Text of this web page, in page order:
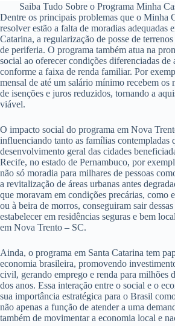
Saiba Tudo Sobre o Programa Minha
Dentre os principais problemas que o Minha
resolver estão a falta de moradias adequadas
Catarina, a regularização de posse de
de periferia. O programa também atua na
social ao oferecer condições diferenciadas de
conforme a faixa de renda familiar. Por
mensal de até um salário mínimo recebem os
de isenções e juros reduzidos, tornando a
viável.
O impacto social do programa em Nova
influenciando tanto as famílias contempladas
desenvolvimento geral das cidades
Recife, no estado de Pernambuco, por
não só moradia para milhares de pessoas
a revitalização de áreas urbanas antes
que moravam em condições precárias, como
ou à beira de morros, conseguiram sair
estabelecer em residências seguras e bem
em Nova Trento – SC.
Ainda, o programa em Santa Catarina tem
economia brasileira, promovendo
civil, gerando emprego e renda para milhões
dos anos. Essa interação entre o social e o
sua importância estratégica para o Brasil
não apenas a função de atender a uma
também de movimentar a economia local e